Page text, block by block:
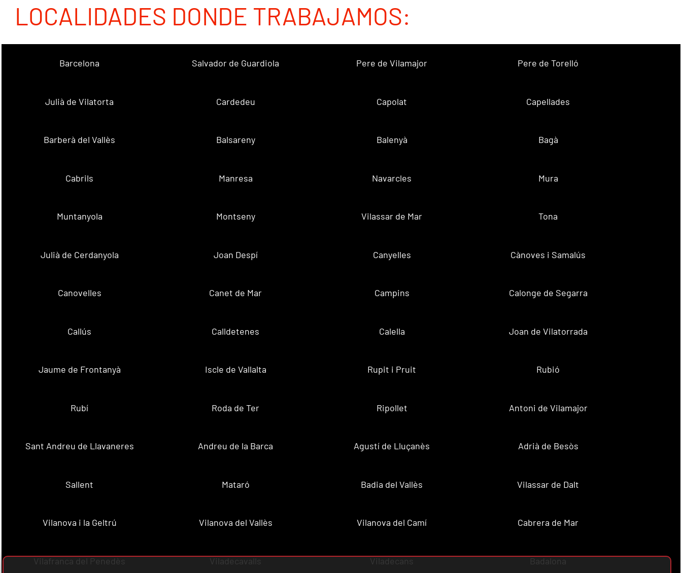
LOCALIDADES DONDE TRABAJAMOS:
Barcelona Salvador de Guardiola Pere de Vilamajor Pere de Torelló
Julià de Vilatorta Cardedeu Capolat Capellades
Barberà del Vallès Balsareny Balenyà Bagà
Cabrils Manresa Navarcles Mura
Muntanyola Montseny Vilassar de Mar Tona
Julià de Cerdanyola Joan Despí Canyelles Cànoves i Samalús
Canovelles Canet de Mar Campins Calonge de Segarra
Callús Calldetenes Calella Joan de Vilatorrada
Jaume de Frontanyà Iscle de Vallalta Rupit i Pruit Rubió
Rubí Roda de Ter Ripollet Antoni de Vilamajor
Sant Andreu de Llavaneres Andreu de la Barca Agustí de Lluçanès Adrià de Besòs
Sallent Mataró Badia del Vallès Vilassar de Dalt
Vilanova i la Geltrú Vilanova del Vallès Vilanova del Camí Cabrera de Mar
Vilafranca del Penedès Viladecavalls Viladecans Badalona